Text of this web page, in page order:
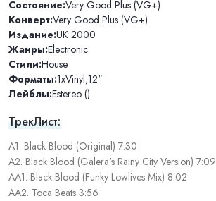
Состояние:Very Good Plus (VG+)
Конверт:Very Good Plus (VG+)
Издание:UK 2000
Жанры:Electronic
Стили:House
Форматы:1xVinyl,12"
Лейблы:Estereo ()
ТрекЛист:
A1. Black Blood (Original) 7:30
A2. Black Blood (Galera's Rainy City Version) 7:09
AA1. Black Blood (Funky Lowlives Mix) 8:02
AA2. Toca Beats 3:56